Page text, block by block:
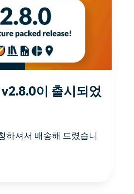
이 출시되었
하셔서 배송해 드렸습니